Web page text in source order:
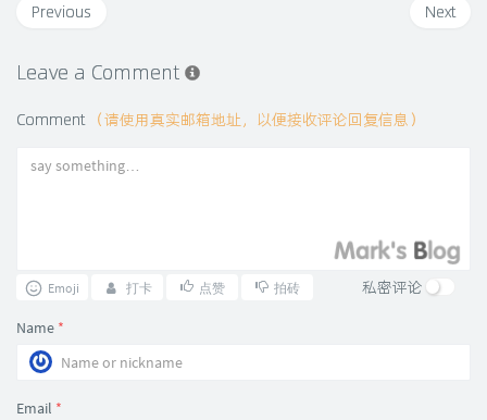
Next
Previous
Leave a Comment
Comment （请使用真实邮箱地址，以便接收评论回复信息）
Emoji 打卡 点赞 拍砖 私密评论
Name *
Email *